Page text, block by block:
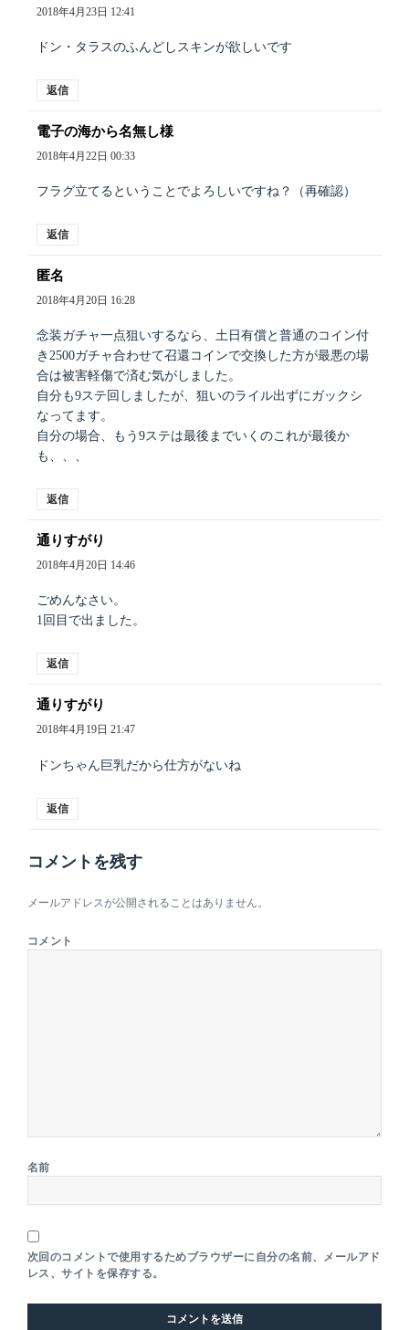
り:
2018年4月23日 12:41
ドン・タラスのふんどしスキンが欲しいです
返信
電子の海から名無し様
2018年4月22日 00:33
フラグ立てるということでよろしいですね？（再確認）
返信
匿名
り:
2018年4月20日 16:28
念装ガチャ一点狙いするなら、土日有償と普通のコイン付
き2500ガチャ合わせて召還コインで交換した方が最悪の場
合は被害軽傷で済む気がしました。
自分も9ステ回しましたが、狙いのライル出ずにガックシ
なってます。
自分の場合、もう9ステは最後までいくのこれが最後か
も、、、
返信
通りすがり
り:
2018年4月20日 14:46
ごめんなさい。
1回目で出ました。
返信
通りすがり
り:
2018年4月19日 21:47
ドンちゃん巨乳だから仕方がないね
返信
コメントを残す
メールアドレスが公開されることはありません。
コメント
名前
次回のコメントで使用するためブラウザーに自分の名前、メールアド
レス、サイトを保存する。